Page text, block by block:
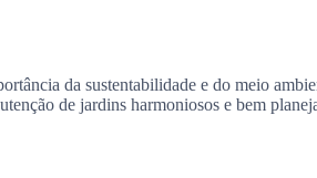
da sustentabilidade e do meio
de jardins harmoniosos e bem